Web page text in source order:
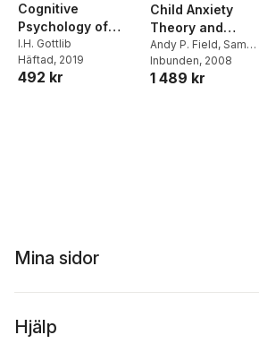
Cognitive
Psychology of
Depression
I.H. Gottlib
Häftad, 2019
492 kr
Child Anxiety
Theory and
Treatment
Andy P. Field, Sam
Cartwright-Hatton
Inbunden, 2008
1 489 kr
Mina sidor
Hjälp